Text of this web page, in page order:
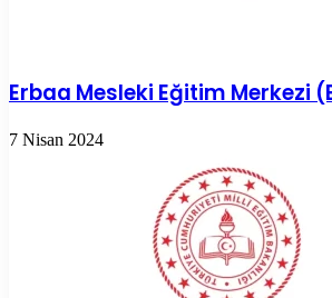
Erbaa Mesleki Eğitim Merkezi
7 Nisan 2024